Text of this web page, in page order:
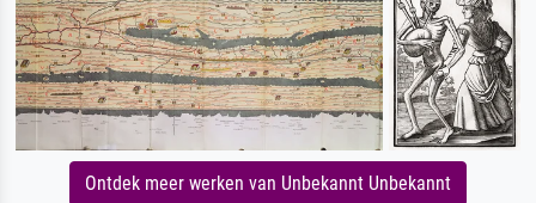
Ontdek meer werken van Unbekannt Unbekannt